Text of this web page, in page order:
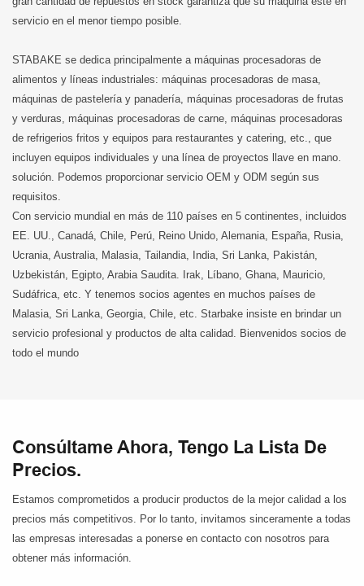
servicio en el menor tiempo posible.
STABAKE se dedica principalmente a máquinas procesadoras de
alimentos y líneas industriales: máquinas procesadoras de masa,
máquinas de pastelería y panadería, máquinas procesadoras de frutas
y verduras, máquinas procesadoras de carne, máquinas procesadoras
de refrigerios fritos y equipos para restaurantes y catering, etc., que
incluyen equipos individuales y una línea de proyectos llave en mano.
solución. Podemos proporcionar servicio OEM y ODM según sus
requisitos.
Con servicio mundial en más de 110 países en 5 continentes, incluidos
EE. UU., Canadá, Chile, Perú, Reino Unido, Alemania, España, Rusia,
Ucrania, Australia, Malasia, Tailandia, India, Sri Lanka, Pakistán,
Uzbekistán, Egipto, Arabia Saudita. Irak, Líbano, Ghana, Mauricio,
Sudáfrica, etc. Y tenemos socios agentes en muchos países de
Malasia, Sri Lanka, Georgia, Chile, etc. Starbake insiste en brindar un
servicio profesional y productos de alta calidad. Bienvenidos socios de
todo el mundo
Consúltame Ahora, Tengo La Lista De
Precios.
Estamos comprometidos a producir productos de la mejor calidad a los
precios más competitivos. Por lo tanto, invitamos sinceramente a todas
las empresas interesadas a ponerse en contacto con nosotros para
obtener más información.